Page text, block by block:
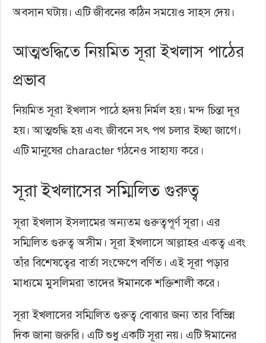
অবসান ঘটায়। এটি জীবনের কঠিন সময়েও সাহস দেয়।
আত্মশুদ্ধিতে নিয়মিত সূরা ইখলাস পাঠের
প্রভাব
নিয়মিত সূরা ইখলাস পাঠে হৃদয় নির্মল হয়। মন্দ চিন্তা দূর
হয়। আত্মশুদ্ধি হয় এবং জীবনে সৎ পথ চলার ইচ্ছা জাগে।
এটি মানুষের character গঠনেও সাহায্য করে।
সূরা ইখলাসের সম্মিলিত গুরুত্ব
সূরা ইখলাস ইসলামের অন্যতম গুরুত্বপূর্ণ সূরা। এর
সম্মিলিত গুরুত্ব অসীম। সূরা ইখলাসে আল্লাহর একত্ব এবং
তাঁর বিশেষত্বের বার্তা সংক্ষেপে বর্ণিত। এই সূরা পড়ার
মাধ্যমে মুসলিমরা তাদের ঈমানকে শক্তিশালী করে।
সূরা ইখলাসের সম্মিলিত গুরুত্ব বোঝার জন্য তার বিভিন্ন
দিক জানা জরুরি। এটি শুধু একটি সূরা নয়। এটি ঈমানের